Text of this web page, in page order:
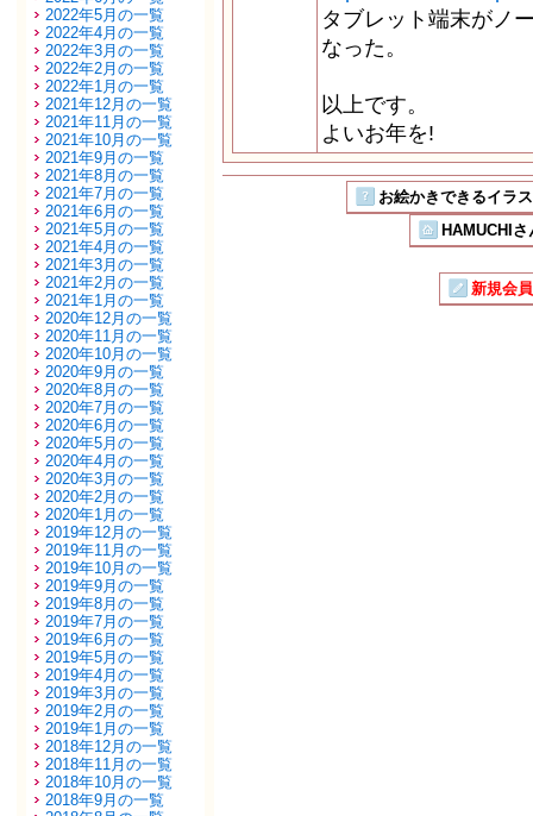
2022年5月の一覧
2022年4月の一覧
2022年3月の一覧
2022年2月の一覧
2022年1月の一覧
2021年12月の一覧
2021年11月の一覧
2021年10月の一覧
2021年9月の一覧
2021年8月の一覧
2021年7月の一覧
2021年6月の一覧
2021年5月の一覧
2021年4月の一覧
2021年3月の一覧
2021年2月の一覧
2021年1月の一覧
2020年12月の一覧
2020年11月の一覧
2020年10月の一覧
2020年9月の一覧
2020年8月の一覧
2020年7月の一覧
2020年6月の一覧
2020年5月の一覧
2020年4月の一覧
2020年3月の一覧
2020年2月の一覧
2020年1月の一覧
2019年12月の一覧
2019年11月の一覧
2019年10月の一覧
2019年9月の一覧
2019年8月の一覧
2019年7月の一覧
2019年6月の一覧
2019年5月の一覧
2019年4月の一覧
2019年3月の一覧
2019年2月の一覧
2019年1月の一覧
2018年12月の一覧
2018年11月の一覧
2018年10月の一覧
2018年9月の一覧
タブレット端末がノ
なった。
以上です。
よいお年を!
お絵かきできるイラ
HAMUCHI
新規会